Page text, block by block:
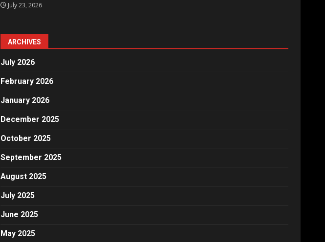
July 23, 2026
ARCHIVES
July 2026
February 2026
January 2026
December 2025
October 2025
September 2025
August 2025
July 2025
June 2025
May 2025